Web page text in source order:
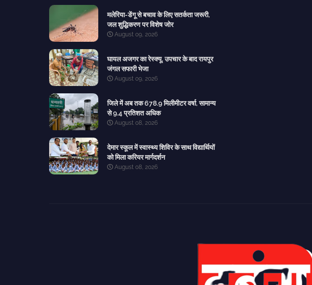
मलेरिया-डेंगू से बचाव के लिए सतर्कता जरूरी,
जल शुद्धिकरण पर विशेष जोर
August 09, 2026
घायल अजगर का रेस्क्यू, उपचार के बाद रायपुर
जंगल सफारी भेजा
August 09, 2026
जिले में अब तक 678.9 मिलीमीटर वर्षा, सामान्य
से 9.4 प्रतिशत अधिक
August 08, 2026
देमार स्कूल में स्वास्थ्य शिविर के साथ विद्यार्थियों
को मिला करियर मार्गदर्शन
August 08, 2026